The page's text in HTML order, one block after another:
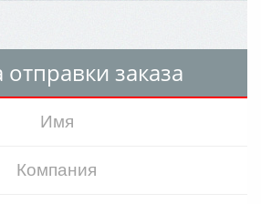
Обратно заказа